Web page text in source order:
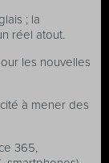
; la
réel atout.
les nouvelles
à mener des
365,